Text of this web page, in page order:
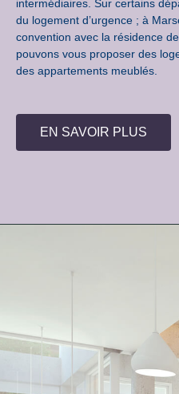
intermédiaires. Sur certains
du logement d’urgence ; à
convention avec la résidence
pouvons vous proposer des
des appartements meublés.
EN SAVOIR PLUS